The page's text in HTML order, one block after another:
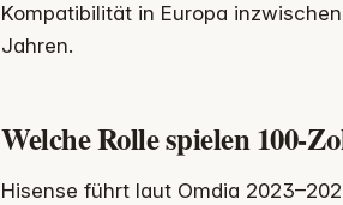
Kompatibilität in Europa
Jahren.
Welche Rolle spielen 100-
Hisense führt laut Omdia